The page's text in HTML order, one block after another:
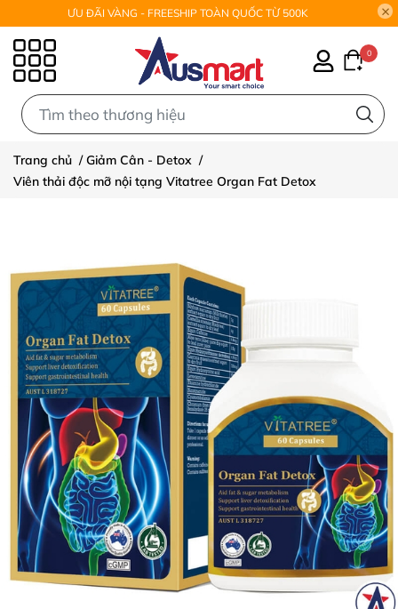
ƯU ĐÃI VÀNG - FREESHIP TOÀN QUỐC TỪ 500K
0
Trang chủ /Giảm Cân - Detox /
Viên thải độc mỡ nội tạng Vitatree Organ Fat Detox